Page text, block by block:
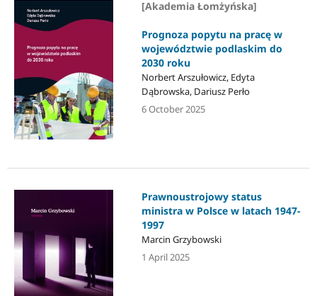
[Akademia Łomżyńska]
Prognoza popytu na pracę w
województwie podlaskim do
2030 roku
Norbert Arszułowicz, Edyta
Dąbrowska, Dariusz Perło
6 October 2025
Prawnoustrojowy status
ministra w Polsce w latach 1947-
1997
Marcin Grzybowski
1 April 2025